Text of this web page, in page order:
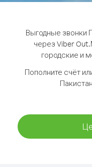
Выгодные звонки
через Viber Out.
городские и
Пополните счёт